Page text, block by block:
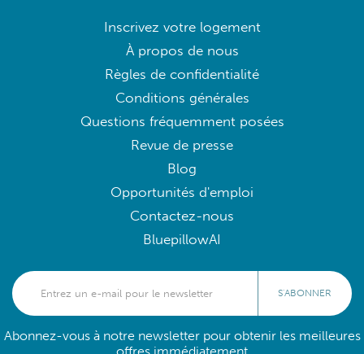
Inscrivez votre logement
À propos de nous
Règles de confidentialité
Conditions générales
Questions fréquemment posées
Revue de presse
Blog
Opportunités d'emploi
Contactez-nous
BluepillowAI
S'ABONNER
Abonnez-vous à notre newsletter pour obtenir les meilleures
offres immédiatement